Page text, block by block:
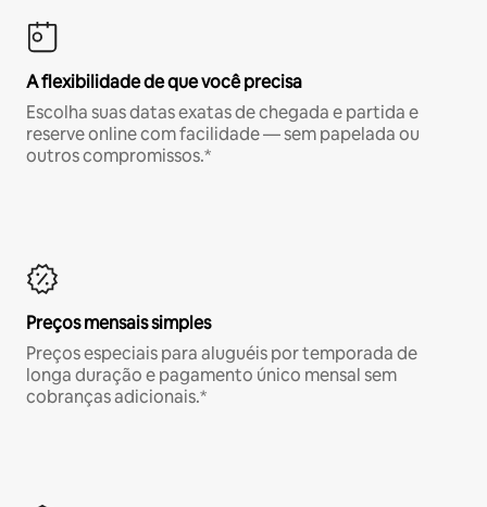
A flexibilidade de que você precisa
Escolha suas datas exatas de chegada e partida e
reserve online com facilidade — sem papelada ou
outros compromissos.*
Preços mensais simples
Preços especiais para aluguéis por temporada de
longa duração e pagamento único mensal sem
cobranças adicionais.*